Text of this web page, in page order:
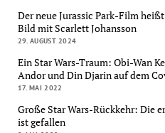
Der neue Jurassic Park-Film
Bild mit Scarlett Johansson
29. AUGUST 2024
Ein Star Wars-Traum: Obi-Wan
Andor und Din Djarin auf dem
17. MAI 2022
Große Star Wars-Rückkehr: Die
ist gefallen